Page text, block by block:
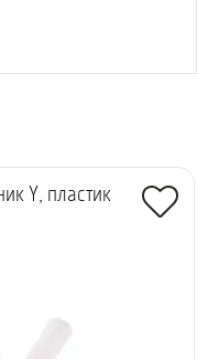
Y, пластик